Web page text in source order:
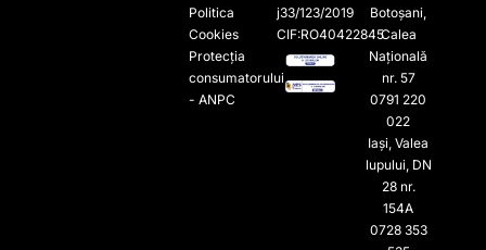
Politica
Cookies
Protecția
consumatorului
- ANPC
j33/123/2019
CIF:RO40422845
Botoșani,
Calea
Națională
nr. 57
0791 220
022​
Iași, Valea
lupului, DN
28 nr.
154A
0728 353